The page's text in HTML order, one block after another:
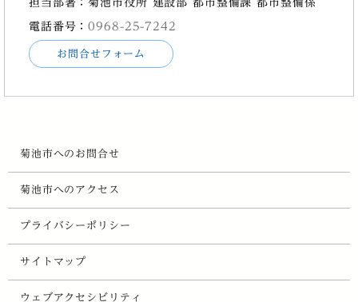
電話番号：0968-25-7242
お問合せフォーム
菊池市へのお問合せ
菊池市へのアクセス
プライバシーポリシー
サイトマップ
ウェブアクセシビリティ